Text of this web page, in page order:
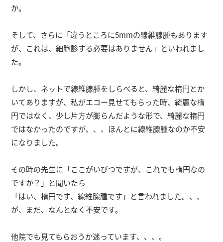
か。
そして、さらに「違うところに5mmの線維腺腫もあります
が、これは、細胞診する必要はありません」といわれまし
た。
しかし、ネットで線維腺腫をしらべると、綺麗な楕円とか
いてありますが、私がエコー見せてもらった時、綺麗な楕
円ではなく、少し片方が膨らんだような形で、綺麗な楕円
ではなかったのですが、、、ほんとに線維腺腫なのか不安
になりました。
その時の先生に「ここがいびつですが、これでも楕円なの
ですか？」と聞いたら
「はい、楕円です、線維腺腫です」と言われました。、、
が、まだ、なんとなく不安です。
他院でも見てもらおうか迷っています、、、。